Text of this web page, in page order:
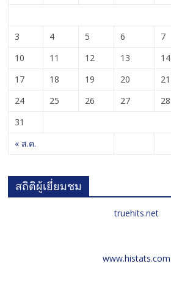
« ส.ค.
3
4 5 6 7
10
11 12 13 14
17
18 19 20 21
24
25 26 27 28
31
สถิติผู้เยี่ยมชม
truehits.net
www.histats.com